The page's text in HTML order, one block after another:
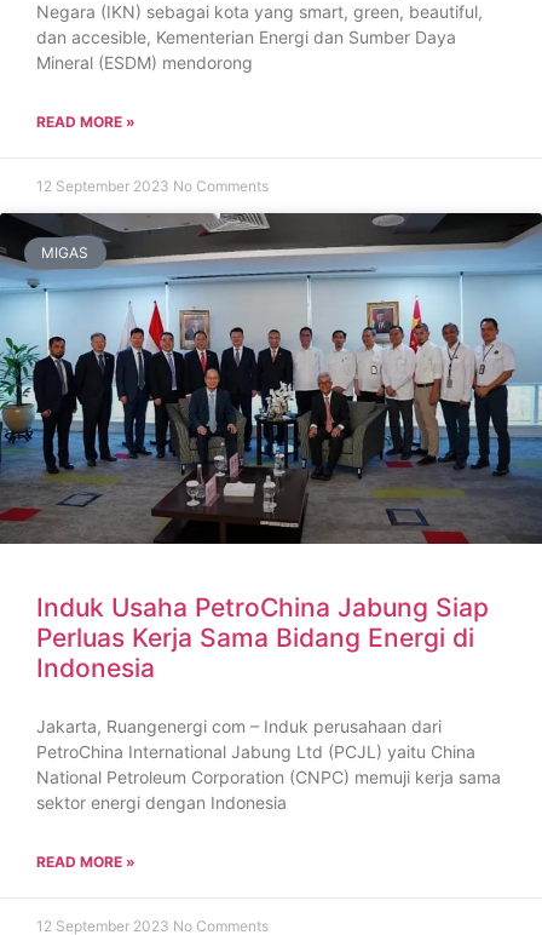
Negara (IKN) sebagai kota yang smart, green, beautiful,
dan accesible, Kementerian Energi dan Sumber Daya
Mineral (ESDM) mendorong
READ MORE »
12 September 2023 No Comments
MIGAS
Induk Usaha PetroChina Jabung Siap
Perluas Kerja Sama Bidang Energi di
Indonesia
Jakarta, Ruangenergi com – Induk perusahaan dari
PetroChina International Jabung Ltd (PCJL) yaitu China
National Petroleum Corporation (CNPC) memuji kerja sama
sektor energi dengan Indonesia
READ MORE »
12 September 2023 No Comments